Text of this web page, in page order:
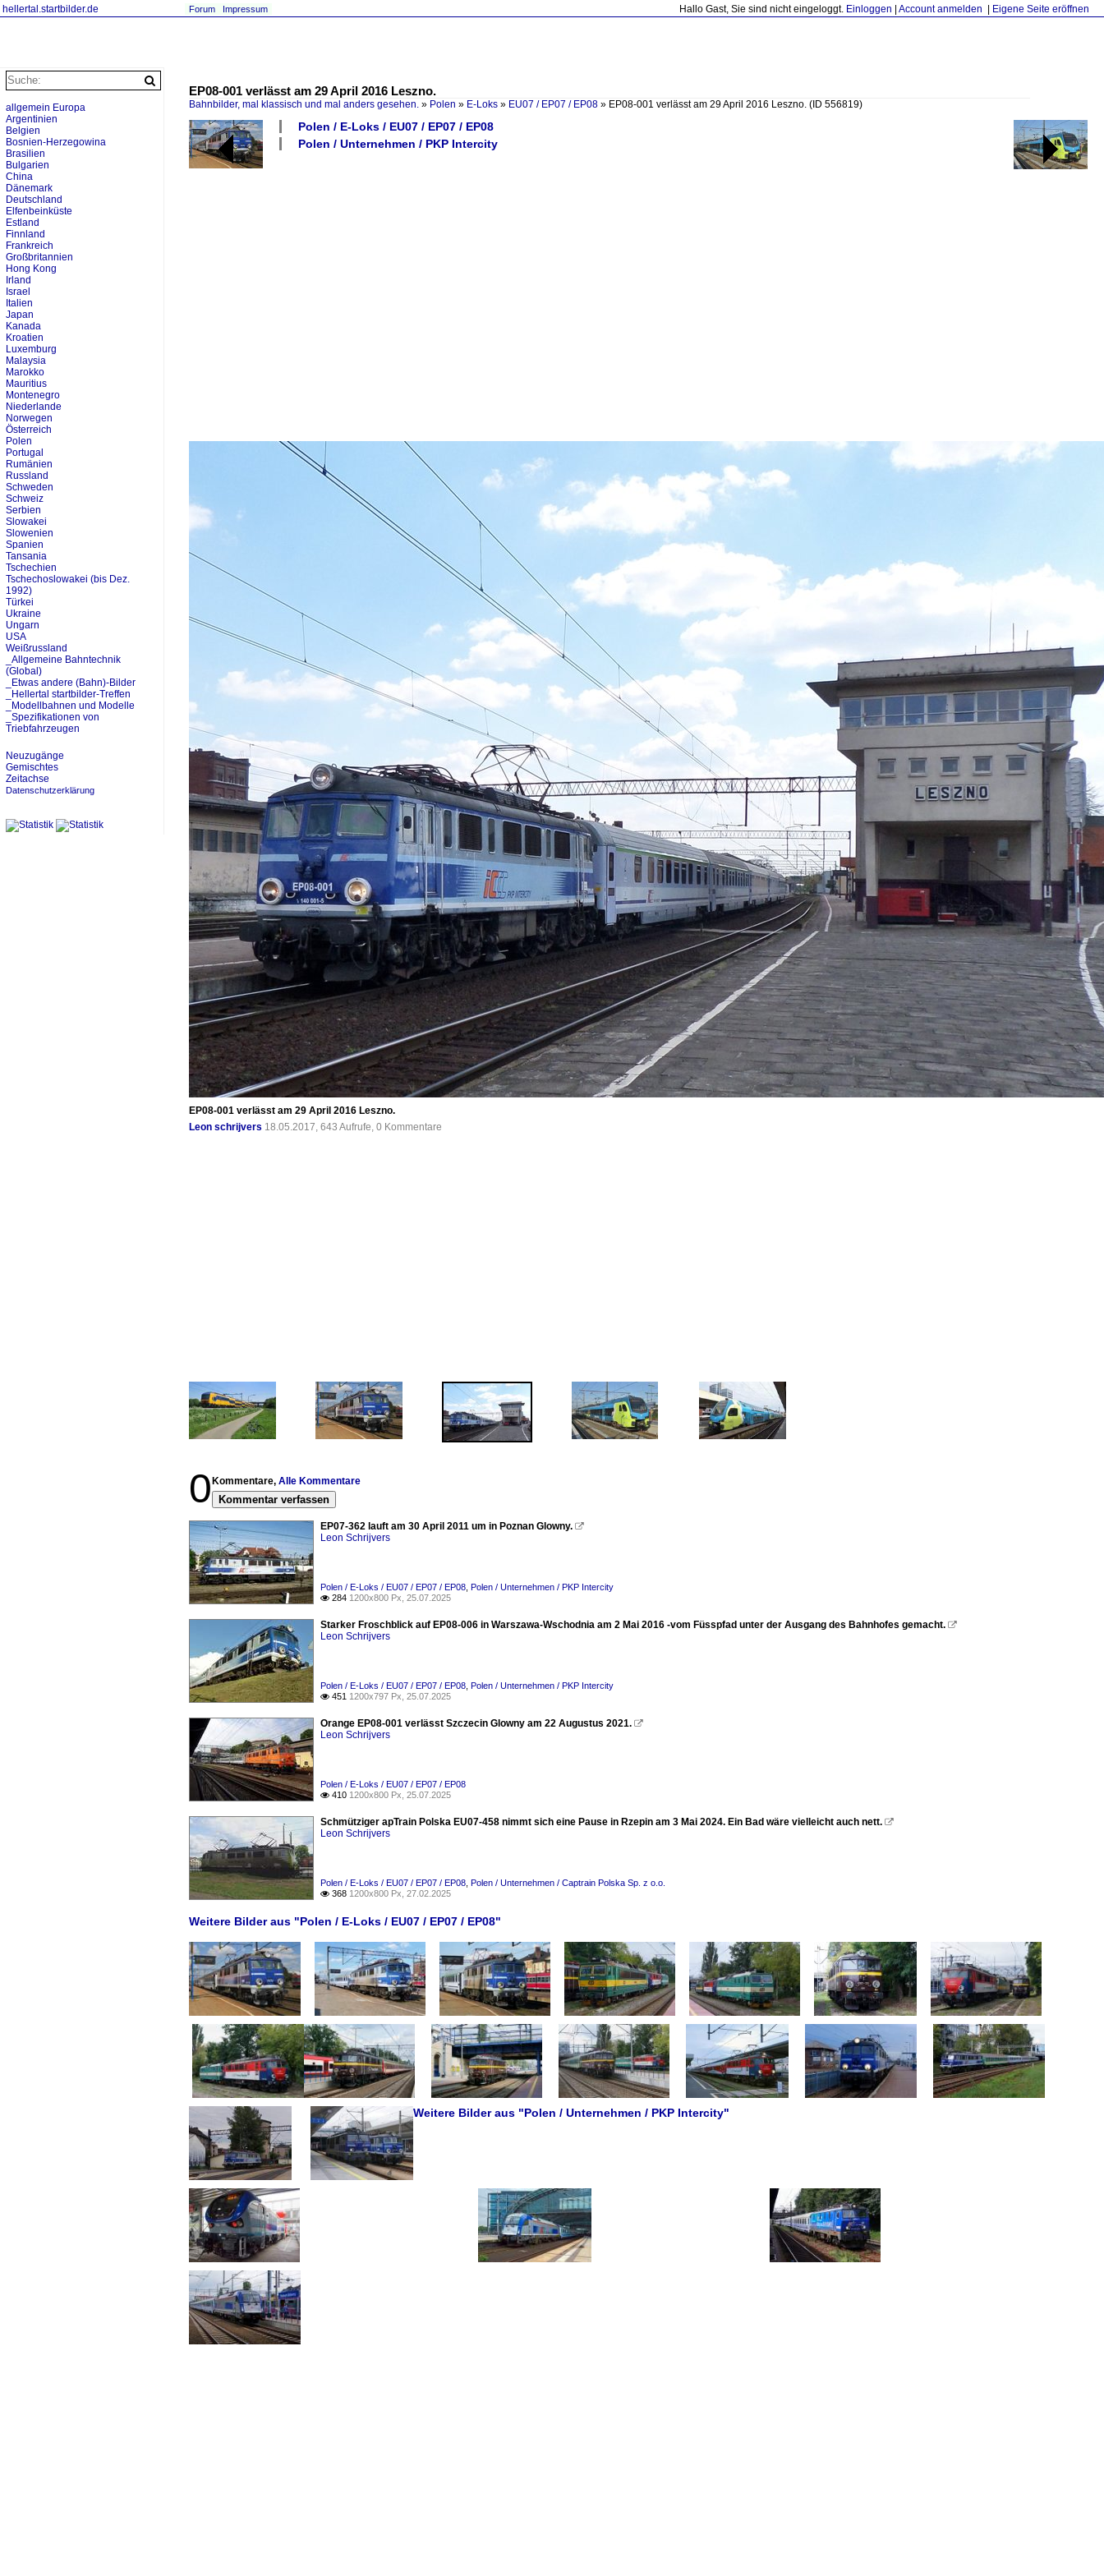
hellertal.startbilder.de Hallo Gast, Sie sind nicht eingeloggt. Einloggen Account anmelden Eigene Seite eröffnen
Forum Impressum
EP08-001 verlässt am 29 April 2016 Leszno.
Bahnbilder, mal klassisch und mal anders gesehen. » Polen » E-Loks » EU07 / EP07 / EP08 » EP08-001 verlässt am 29 April 2016 Leszno. (ID 556819)
Polen / E-Loks / EU07 / EP07 / EP08
Polen / Unternehmen / PKP Intercity
EP08-001 verlässt am 29 April 2016 Leszno.
Leon schrijvers 18.05.2017, 643 Aufrufe, 0 Kommentare
0 Kommentare, Alle Kommentare
Kommentar verfassen
EP07-362 lauft am 30 April 2011 um in Poznan Glowny. 
Leon Schrijvers
Polen / E-Loks / EU07 / EP07 / EP08 Polen / Unternehmen / PKP Intercity
 284 1200x800 Px, 25.07.2025
Starker Froschblick auf EP08-006 in Warszawa-Wschodnia am 2 Mai 2016 -vom Füsspfad unter der Ausgang des Bahnhofes gemacht. 
Leon Schrijvers
Polen / E-Loks / EU07 / EP07 / EP08 Polen / Unternehmen / PKP Intercity
 451 1200x797 Px, 25.07.2025
Orange EP08-001 verlässt Szczecin Glowny am 22 Augustus 2021. 
Leon Schrijvers
Polen / E-Loks / EU07 / EP07 / EP08
 410 1200x800 Px, 25.07.2025
Schmütziger apTrain Polska EU07-458 nimmt sich eine Pause in Rzepin am 3 Mai 2024. Ein Bad wäre vielleicht auch nett. 
Leon Schrijvers
Polen / E-Loks / EU07 / EP07 / EP08 Polen / Unternehmen / Captrain Polska Sp. z o.o.
 368 1200x800 Px, 27.02.2025
Weitere Bilder aus "Polen / E-Loks / EU07 / EP07 / EP08"
Weitere Bilder aus "Polen / Unternehmen / PKP Intercity"
allgemein Europa
Argentinien
Belgien
Bosnien-Herzegowina
Brasilien
Bulgarien
China
Dänemark
Deutschland
Elfenbeinküste
Estland
Finnland
Frankreich
Großbritannien
Hong Kong
Irland
Israel
Italien
Japan
Kanada
Kroatien
Luxemburg
Malaysia
Marokko
Mauritius
Montenegro
Niederlande
Norwegen
Österreich
Polen
Portugal
Rumänien
Russland
Schweden
Schweiz
Serbien
Slowakei
Slowenien
Spanien
Tansania
Tschechien
Tschechoslowakei (bis Dez.
1992)
Türkei
Ukraine
Ungarn
USA
Weißrussland
_Allgemeine Bahntechnik
(Global)
_Etwas andere (Bahn)-Bilder
_Hellertal startbilder-Treffen
_Modellbahnen und Modelle
_Spezifikationen von
Triebfahrzeugen
Neuzugänge
Gemischtes
Zeitachse
Datenschutzerklärung